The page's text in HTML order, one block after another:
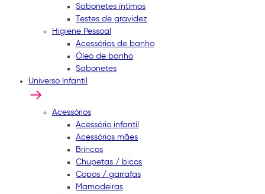
Sabonetes íntimos
Testes de gravidez
Higiene Pessoal
Acessórios de banho
Óleo de banho
Sabonetes
Universo Infantil
Acessórios
Acessório infantil
Acessórios mães
Brincos
Chupetas / bicos
Copos / garrafas
Mamadeiras